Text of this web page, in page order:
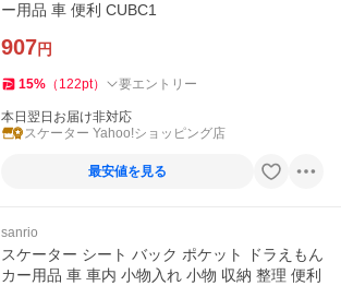
ー用品 車 便利 CUBC1
907円
15% （ 122pt） 要エントリー
本日翌日お届け非対応
スケーター Yahoo!ショッピング店
最安値を見る
sanrio
スケーター シート バック ポケット ドラえもん
カー用品 車 車内 小物入れ 小物 収納 整理 便利